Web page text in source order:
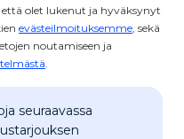
olet lukenut ja hyväksynyt
evästeilmoituksemme, sekä
noutamiseen ja
.
seuraavassa